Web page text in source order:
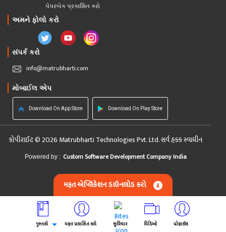
પેપરબેક પ્રકાશિત કરો
અમને ફોલો કરો
સંપર્ક કરો
info@matrubharti.com
મોબાઈલ એપ
Download On App Store Download On Play Store
કોપીરાઈટ © 2026 Matrubharti Technologies Pvt. Ltd. સર્વ હક્ક સ્વાધીન
Powered by : Custom Software Development Company India
મફત એપ્લિકેશન ડાઉનલોડ કરો
પુસ્તકો મફત પ્રકાશિત કરો સુવિચાર વિડિઓ પ્રોફાઈલ